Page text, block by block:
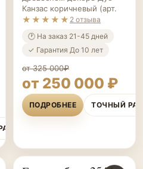
🕐 На заказ 21-45 дней
✓ Гарантия До 10 лет
от 325 000₽
от 250 000 ₽
ПОДРОБНЕЕ ТОЧНЫЙ
ГАРДЕРОБНЫЕ НА ЗАКАЗ
♡
Гардеробная 2544
РУСТИК ТЕМНЫЙ